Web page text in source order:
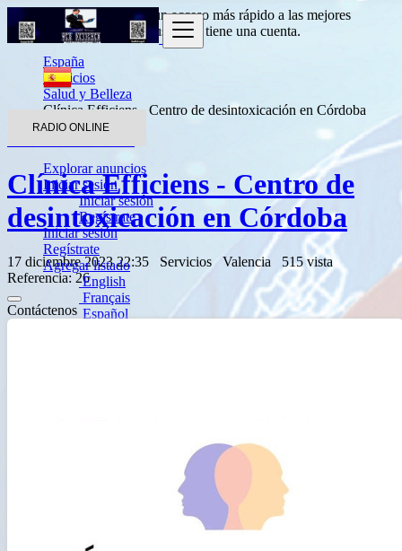
RADIO ONLINE
Explorar anuncios
Iniciar sesión
Iniciar sesión
Regístrate
Iniciar sesión
Regístrate
Agregar listado
English
Français
Español
Entradapara obtener un acceso más rápido a las mejores
ofertas.
Haga clic aquísi usted no tiene una cuenta.
España
Servicios
Salud y Belleza
Clínica Efficiens - Centro de desintoxicación en Córdoba
Clínica Efficiens - Centro de
desintoxicación en Córdoba
17 diciembre 2023 22:35 Servicios Valencia
515 vista
Referencia: 26
Contáctenos